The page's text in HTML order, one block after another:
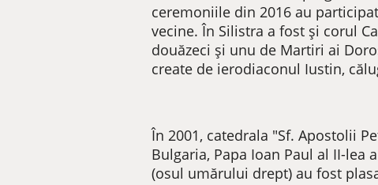
ceremoniile din 2016 au
vecine. În Silistra a fost și corul
douăzeci și unu de Martiri ai
create de ierodiaconul Iustin,
În 2001, catedrala "Sf. Apostolii
Bulgaria, Papa Ioan Paul al II-
(osul umărului drept) au fost